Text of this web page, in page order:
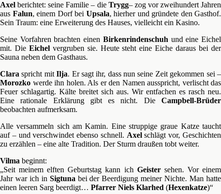
Axel berichtet: seine Familie – die Trygg– zog vor zweihundert Jahren
aus Falun, einem Dorf bei Upsala, hierher und gründete den Gasthof.
Sein Traum: eine Erweiterung des Hauses, vielleicht ein Kasino.
Seine Vorfahren brachten einen Birkenrindenschuh und eine Eichel
mit. Die Eichelvergruben sie. Heute steht eine Eiche daraus bei der
Sauna neben dem Gasthaus.
Clara spricht mitIlja. Er sagt ihr, dass nun seine Zeit gekommen sei –
Morozko werde ihn holen. Als er den Namen ausspricht, verlischt das
Feuer schlagartig. Kälte breitet sich aus. Wir entfachen es rasch neu.
Eine rationale Erklärung gibt es nicht. Die Campbell-Brüder
beobachten aufmerksam.
Alle versammeln sich am Kamin. Eine struppige graue Katze taucht
auf – und verschwindet ebenso schnell. Axelschlägt vor, Geschichten
zu erzählen – eine alte Tradition. Der Sturm draußen tobt weiter.
Vilma beginnt:
„Seit meinem elften Geburtstag kann ich Geistersehen. Vor einem
Jahr war ich in Sigtuna bei der Beerdigung meiner Nichte. Man hatte
einen leeren Sarg beerdigt… Pfarrer Niels Klarhed (Hexenkatze)“